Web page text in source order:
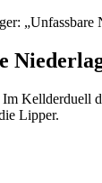
„Unfassbare
Im Kellderduell
Lipper.